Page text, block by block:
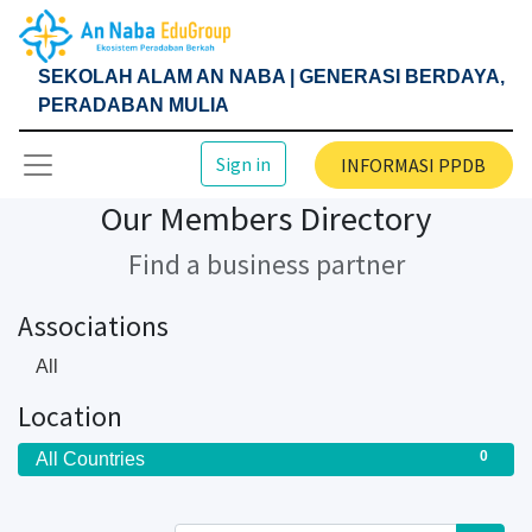
SEKOLAH ALAM AN NABA | GENERASI BERDAYA,
PERADABAN MULIA
Sign in INFORMASI PPDB
Our Members Directory
Find a business partner
Associations
All
Location
All Countries 0